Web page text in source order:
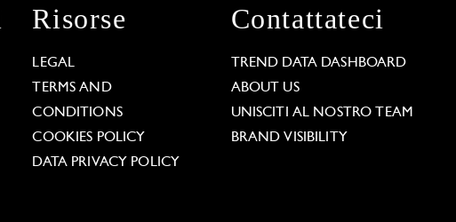
Risorse
LEGAL
TERMS AND
CONDITIONS
COOKIES POLICY
DATA PRIVACY POLICY
Contattateci
TREND DATA DASHBOARD
ABOUT US
UNISCITI AL NOSTRO TEAM
BRAND VISIBILITY